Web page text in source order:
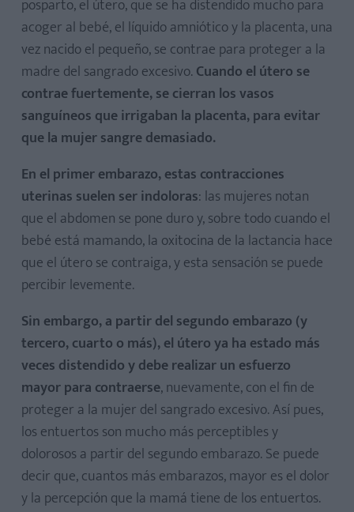
posparto, el útero, que se ha distendido mucho para
acoger al bebé, el líquido amniótico y la placenta, una
vez nacido el pequeño, se contrae para proteger a la
madre del sangrado excesivo. Cuando el útero se
contrae fuertemente, se cierran los vasos
sanguíneos que irrigaban la placenta, para evitar
que la mujer sangre demasiado.
En el primer embarazo, estas contracciones
uterinas suelen ser indoloras: las mujeres notan
que el abdomen se pone duro y, sobre todo cuando el
bebé está mamando, la oxitocina de la lactancia hace
que el útero se contraiga, y esta sensación se puede
percibir levemente.
Sin embargo, a partir del segundo embarazo (y
tercero, cuarto o más), el útero ya ha estado más
veces distendido y debe realizar un esfuerzo
mayor para contraerse, nuevamente, con el fin de
proteger a la mujer del sangrado excesivo. Así pues,
los entuertos son mucho más perceptibles y
dolorosos a partir del segundo embarazo. Se puede
decir que, cuantos más embarazos, mayor es el dolor
y la percepción que la mamá tiene de los entuertos.